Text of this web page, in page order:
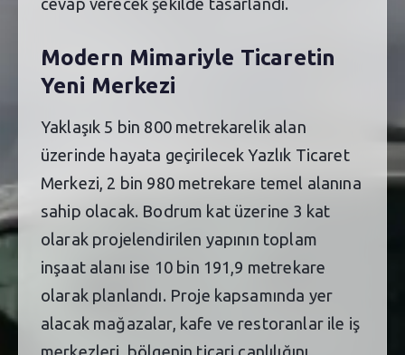
Modern Mimariyle Ticaretin
Yeni Merkezi
Yaklaşık 5 bin 800 metrekarelik alan
üzerinde hayata geçirilecek Yazlık Ticaret
Merkezi, 2 bin 980 metrekare temel alanına
sahip olacak. Bodrum kat üzerine 3 kat
olarak projelendirilen yapının toplam
inşaat alanı ise 10 bin 191,9 metrekare
olarak planlandı. Proje kapsamında yer
alacak mağazalar, kafe ve restoranlar ile iş
merkezleri, bölgenin ticari canlılığını